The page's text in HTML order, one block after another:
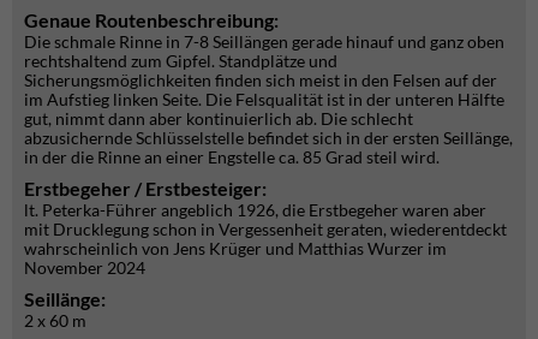
Genaue Routenbeschreibung:
Die schmale Rinne in 7-8 Seillängen gerade hinauf und ganz oben
rechtshaltend zum Gipfel. Standplätze und
Sicherungsmöglichkeiten finden sich meist in den Felsen auf der
im Aufstieg linken Seite. Die Felsqualität ist in der unteren Hälfte
gut, nimmt dann aber kontinuierlich ab. Die schlecht
abzusichernde Schlüsselstelle befindet sich in der ersten Seillänge,
in der die Rinne an einer Engstelle ca. 85 Grad steil wird.
Erstbegeher / Erstbesteiger:
lt. Peterka-Führer angeblich 1926, die Erstbegeher waren aber
mit Drucklegung schon in Vergessenheit geraten, wiederentdeckt
wahrscheinlich von Jens Krüger und Matthias Wurzer im
November 2024
Seillänge:
2 x 60 m